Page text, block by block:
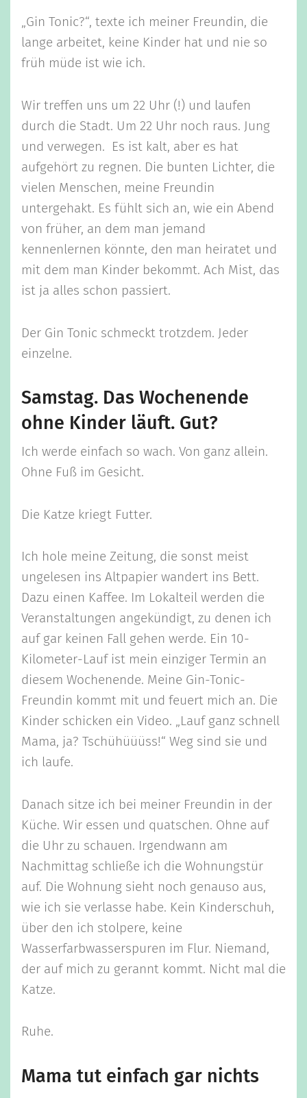
„Gin Tonic?“, texte ich meiner Freundin, die
lange arbeitet, keine Kinder hat und nie so
früh müde ist wie ich.
Wir treffen uns um 22 Uhr (!) und laufen
durch die Stadt. Um 22 Uhr noch raus. Jung
und verwegen. Es ist kalt, aber es hat
aufgehört zu regnen. Die bunten Lichter, die
vielen Menschen, meine Freundin
untergehakt. Es fühlt sich an, wie ein Abend
von früher, an dem man jemand
kennenlernen könnte, den man heiratet und
mit dem man Kinder bekommt. Ach Mist, das
ist ja alles schon passiert.
Der Gin Tonic schmeckt trotzdem. Jeder
einzelne.
Samstag. Das Wochenende
ohne Kinder läuft. Gut?
Ich werde einfach so wach. Von ganz allein.
Ohne Fuß im Gesicht.
Die Katze kriegt Futter.
Ich hole meine Zeitung, die sonst meist
ungelesen ins Altpapier wandert ins Bett.
Dazu einen Kaffee. Im Lokalteil werden die
Veranstaltungen angekündigt, zu denen ich
auf gar keinen Fall gehen werde. Ein 10-
Kilometer-Lauf ist mein einziger Termin an
diesem Wochenende. Meine Gin-Tonic-
Freundin kommt mit und feuert mich an. Die
Kinder schicken ein Video. „Lauf ganz schnell
Mama, ja? Tschühüüüss!“ Weg sind sie und
ich laufe.
Danach sitze ich bei meiner Freundin in der
Küche. Wir essen und quatschen. Ohne auf
die Uhr zu schauen. Irgendwann am
Nachmittag schließe ich die Wohnungstür
auf. Die Wohnung sieht noch genauso aus,
wie ich sie verlasse habe. Kein Kinderschuh,
über den ich stolpere, keine
Wasserfarbwasserspuren im Flur. Niemand,
der auf mich zu gerannt kommt. Nicht mal die
Katze.
Ruhe.
Mama tut einfach gar nichts